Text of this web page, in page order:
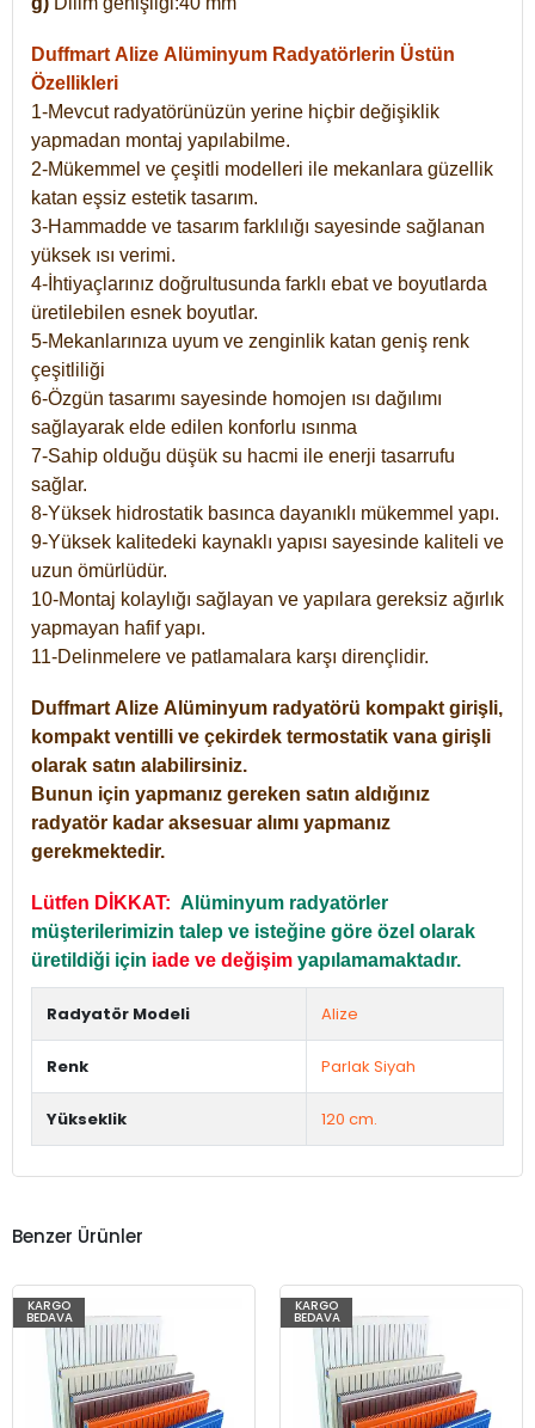
Duffmart Alize Alüminyum Radyatörlerin Üstün
Özellikleri
1-Mevcut radyatörünüzün yerine hiçbir değişiklik
yapmadan montaj yapılabilme.
2-Mükemmel ve çeşitli modelleri ile mekanlara güzellik
katan eşsiz estetik tasarım.
3-Hammadde ve tasarım farklılığı sayesinde sağlanan
yüksek ısı verimi.
4-İhtiyaçlarınız doğrultusunda farklı ebat ve boyutlarda
üretilebilen esnek boyutlar.
5-Mekanlarınıza uyum ve zenginlik katan geniş renk
çeşitliliği
6-Özgün tasarımı sayesinde homojen ısı dağılımı
sağlayarak elde edilen konforlu ısınma
7-Sahip olduğu düşük su hacmi ile enerji tasarrufu
sağlar.
8-Yüksek hidrostatik basınca dayanıklı mükemmel yapı.
9-Yüksek kalitedeki kaynaklı yapısı sayesinde kaliteli ve
uzun ömürlüdür.
10-Montaj kolaylığı sağlayan ve yapılara gereksiz ağırlık
yapmayan hafif yapı.
11-Delinmelere ve patlamalara karşı dirençlidir.
Duffmart Alize Alüminyum radyatörü kompakt girişli,
kompakt ventilli ve çekirdek termostatik vana girişli
olarak satın alabilirsiniz.
Bunun için yapmanız gereken satın aldığınız
radyatör kadar aksesuar alımı yapmanız
gerekmektedir.
Lütfen DİKKAT: Alüminyum radyatörler
müşterilerimizin talep ve isteğine göre özel olarak
üretildiği için iade ve değişim yapılamamaktadır.
Radyatör Modeli Alize
Renk Parlak Siyah
Yükseklik 120 cm.
Benzer Ürünler
KARGO
BEDAVA
KARGO
BEDAVA